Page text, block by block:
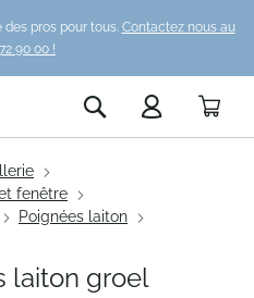
pros pour tous. Contactez nous au
90 00 !
Rechercher
fenêtre
Poignées laiton
laiton groel